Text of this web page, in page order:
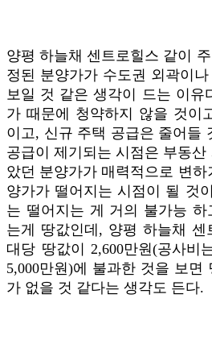
양평 하늘채 센트로힐스 같이
정된 분양가가 수도권 외곽이
보일 것 같은 생각이 드는 이유
가 때문에 청약하지 않을 것이
이고, 신규 주택 공급은 줄어들
공급이 제기되는 시점은 부동
았던 분양가가 매력적으로 변
양가가 떨어지는 시점이 될 것
는 떨어지는 게 거의 불가능 하
는게 땅값인데, 양평 하늘채 센
대당 땅값이 2,600만원(공사비
5,000만원)에 불과한 것을 보면
가 없을 것 같다는 생각도 든다.